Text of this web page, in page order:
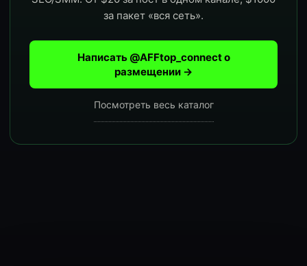
за пакет «вся сеть».
Написать @AFFtop_connect о
размещении →
Посмотреть весь каталог